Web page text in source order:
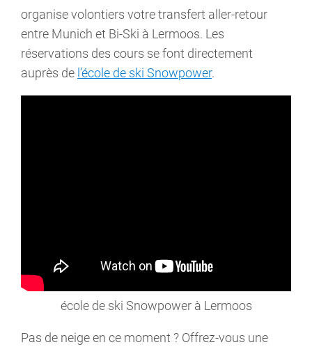
organise volontiers votre transfert aller-retour
entre Munich et Bi-Ski à Lermoos. Les
réservations des cours se font directement
auprès de l’école de ski Snowpower.
école de ski Snowpower à Lermoos
Pas de neige en ce moment ? Offrez-vous une